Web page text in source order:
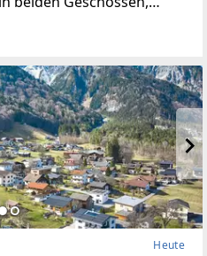
es ein Wohnzimmer mit
Heute